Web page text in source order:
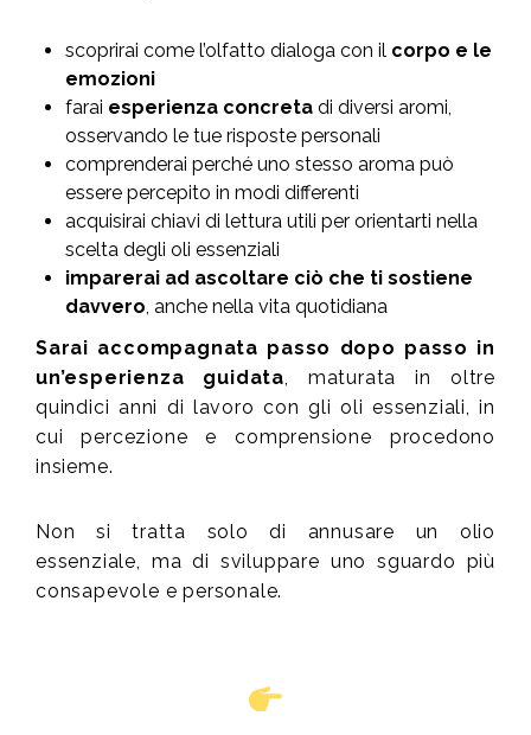
scoprirai come l’olfatto dialoga con il corpo e le
emozioni
farai esperienza concreta di diversi aromi,
osservando le tue risposte personali
comprenderai perché uno stesso aroma può
essere percepito in modi differenti
acquisirai chiavi di lettura utili per orientarti nella
scelta degli oli essenziali
imparerai ad ascoltare ciò che ti sostiene
davvero, anche nella vita quotidiana
Sarai accompagnata passo dopo passo in
un’esperienza guidata, maturata in oltre
quindici anni di lavoro con gli oli essenziali, in
cui percezione e comprensione procedono
insieme.
Non si tratta solo di annusare un olio
essenziale, ma di sviluppare uno sguardo più
consapevole e personale.